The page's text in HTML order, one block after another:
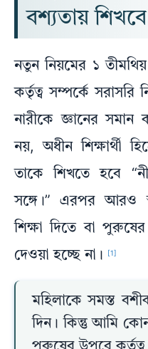
বশ্যতায় শিখবে
নতুন নিয়মের ১
কর্তৃত্ব সম্পর্কে সরাসরি
নারীকে জ্ঞানের সমান
নয়, অধীন শিক্ষার্থী
তাকে শিখতে হবে
সঙ্গে।” এরপর আরও
শিক্ষা দিতে বা
দেওয়া হচ্ছে না।
[1]
মহিলাকে সমস্ত
দিন। কিন্তু আমি কোন